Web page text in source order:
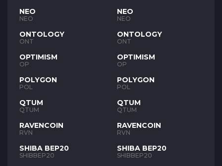
NEO
NEO
ONTOLOGY
ONT
OPTIMISM
OP
POLYGON
POL
QTUM
QTUM
RAVENCOIN
RVN
SHIBA BEP20
SHIBBEP20
NEO
NEO
ONTOLOGY
ONT
OPTIMISM
OP
POLYGON
POL
QTUM
QTUM
RAVENCOIN
RVN
SHIBA BEP20
SHIBBEP20